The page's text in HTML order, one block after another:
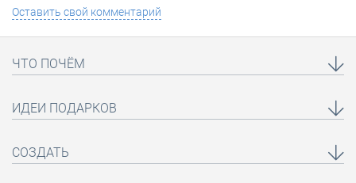
Оставить свой комментарий
ЧТО ПОЧЁМ
ИДЕИ ПОДАРКОВ
СОЗДАТЬ